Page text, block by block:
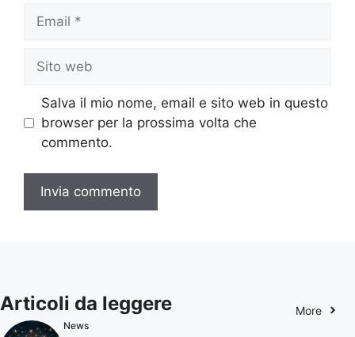
Email
Sito
web
Salva il mio nome, email e sito web in questo
browser per la prossima volta che
commento.
Articoli da leggere More
News